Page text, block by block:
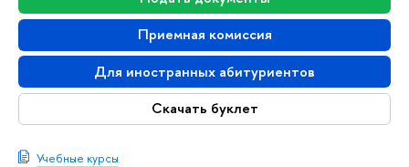
Приемная комиссия
Для иностранных абитуриентов
Скачать буклет
Учебные курсы